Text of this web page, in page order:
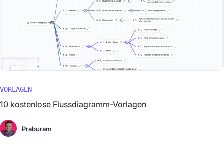
VORLAGEN
10 kostenlose Flussdiagramm-Vorlagen
Praburam